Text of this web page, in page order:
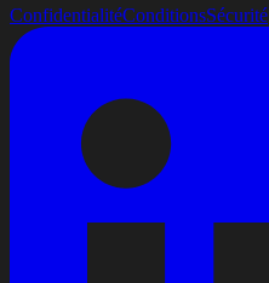
ConfidentialitéConditionsSécurité